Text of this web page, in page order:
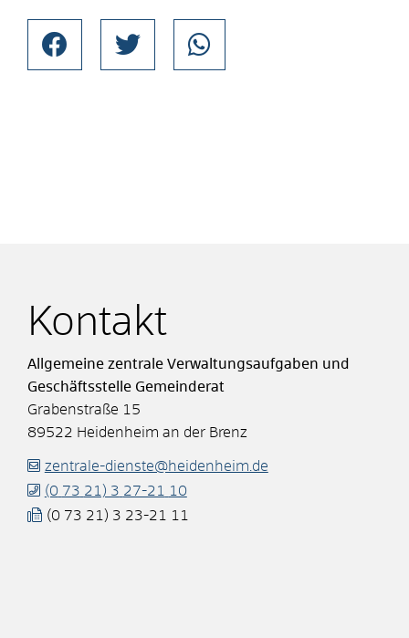
Kontakt
Allgemeine zentrale Verwaltungsaufgaben und
Geschäftsstelle Gemeinderat
Grabenstraße 15
89522 Heidenheim an der Brenz
zentrale-dienste@heidenheim.de
(0 73 21) 3 27-21
10
(0 73 21) 3 23-21 11